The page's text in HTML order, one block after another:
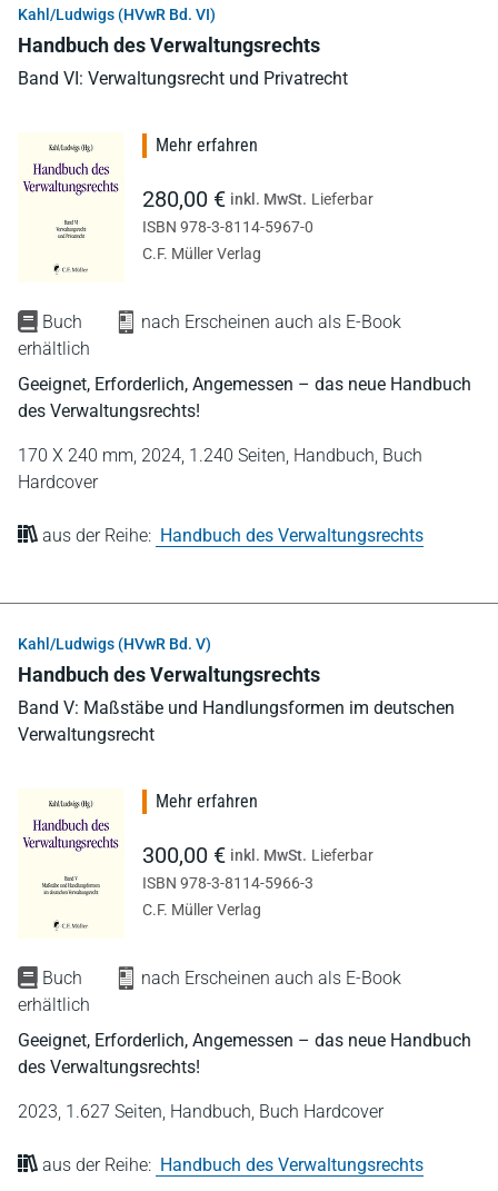
Kahl/Ludwigs (HVwR Bd. VI)
Handbuch des Verwaltungsrechts
Band VI: Verwaltungsrecht und Privatrecht
Buch
nach Erscheinen auch als E-Book
erhältlich
Geeignet, Erforderlich, Angemessen – das neue Handbuch
des Verwaltungsrechts!
170 X 240 mm, 2024, 1.240 Seiten, Handbuch, Buch
Hardcover
aus der Reihe: Handbuch des Verwaltungsrechts
Mehr erfahren
280,00 € inkl. MwSt. Lieferbar
ISBN 978-3-8114-5967-0
C.F. Müller Verlag
Kahl/Ludwigs (HVwR Bd. V)
Handbuch des Verwaltungsrechts
Band V: Maßstäbe und Handlungsformen im deutschen
Verwaltungsrecht
Buch
nach Erscheinen auch als E-Book
erhältlich
Geeignet, Erforderlich, Angemessen – das neue Handbuch
des Verwaltungsrechts!
2023, 1.627 Seiten, Handbuch, Buch Hardcover
aus der Reihe: Handbuch des Verwaltungsrechts
Mehr erfahren
300,00 € inkl. MwSt. Lieferbar
ISBN 978-3-8114-5966-3
C.F. Müller Verlag